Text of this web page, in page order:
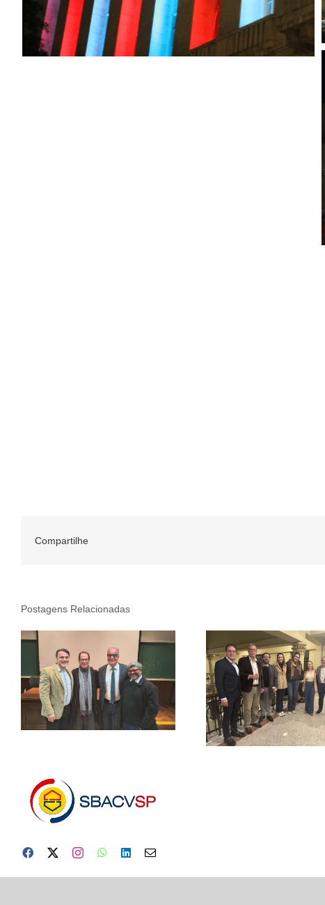
Compartilhe
Postagens Relacionadas